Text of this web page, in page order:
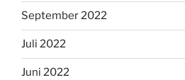
September 2022
Juli 2022
Juni 2022